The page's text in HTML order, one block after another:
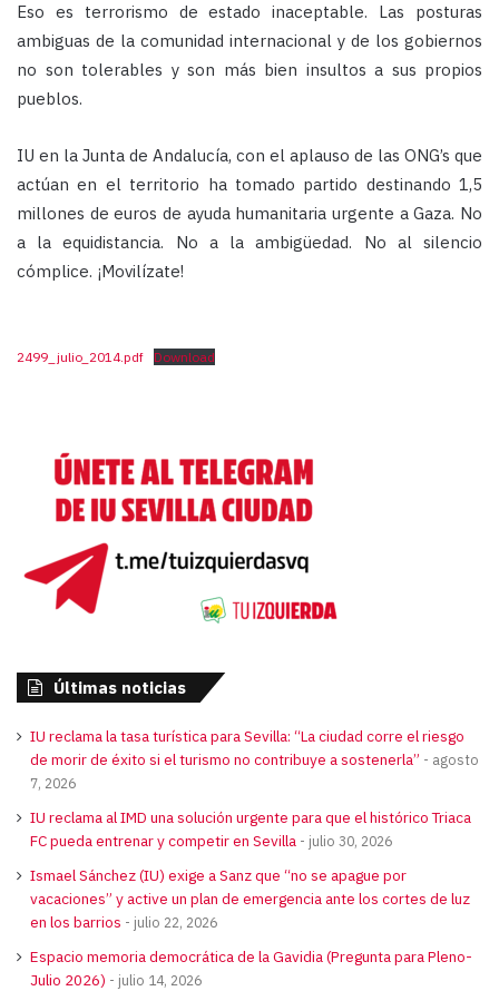
Eso es terrorismo de estado inaceptable. Las posturas
ambiguas de la comunidad internacional y de los gobiernos
no son tolerables y son más bien insultos a sus propios
pueblos.
IU en la Junta de Andalucía, con el aplauso de las ONG’s que
actúan en el territorio ha tomado partido destinando 1,5
millones de euros de ayuda humanitaria urgente a Gaza. No
a la equidistancia. No a la ambigüedad. No al silencio
cómplice. ¡Movilízate!
2499_julio_2014.pdf Download
Últimas noticias
IU reclama la tasa turística para Sevilla: “La ciudad corre el riesgo
de morir de éxito si el turismo no contribuye a sostenerla”
agosto
7, 2026
IU reclama al IMD una solución urgente para que el histórico Triaca
FC pueda entrenar y competir en Sevilla
julio 30, 2026
Ismael Sánchez (IU) exige a Sanz que “no se apague por
vacaciones” y active un plan de emergencia ante los cortes de luz
en los barrios
julio 22, 2026
Espacio memoria democrática de la Gavidia (Pregunta para Pleno-
Julio 2026)
julio 14, 2026